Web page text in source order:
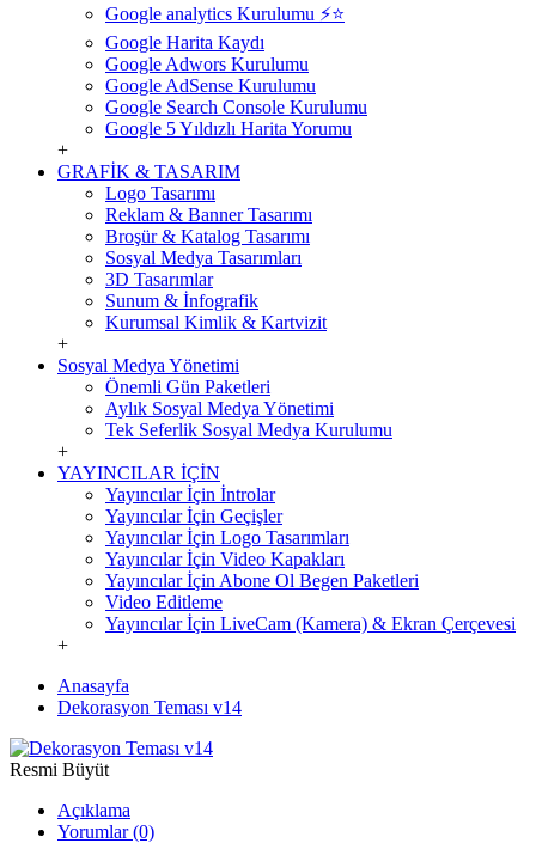
Google analytics Kurulumu ⚡️⭐
Google Harita Kaydı
Google Adwors Kurulumu
Google AdSense Kurulumu
Google Search Console Kurulumu
Google 5 Yıldızlı Harita Yorumu
+
GRAFİK & TASARIM
Logo Tasarımı
Reklam & Banner Tasarımı
Broşür & Katalog Tasarımı
Sosyal Medya Tasarımları
3D Tasarımlar
Sunum & İnfografik
Kurumsal Kimlik & Kartvizit
+
Sosyal Medya Yönetimi
Önemli Gün Paketleri
Aylık Sosyal Medya Yönetimi
Tek Seferlik Sosyal Medya Kurulumu
+
YAYINCILAR İÇİN
Yayıncılar İçin İntrolar
Yayıncılar İçin Geçişler
Yayıncılar İçin Logo Tasarımları
Yayıncılar İçin Video Kapakları
Yayıncılar İçin Abone Ol Begen Paketleri
Video Editleme
Yayıncılar İçin LiveCam (Kamera) & Ekran Çerçevesi
+
Anasayfa
Dekorasyon Teması v14
Resmi Büyüt
Açıklama
Yorumlar (0)